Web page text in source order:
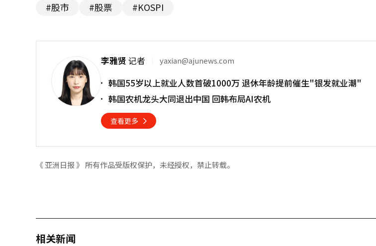
#股市 #股票 #KOSPI
李雅贤 记者 yaxian@ajunews.com
韩国55岁以上就业人数首破1000万 退休年龄提前催生"银发就业潮"
韩国农机龙头大同退出中国 回韩布局AI农机
查看更多
《 亚洲日报 》 所有作品受版权保护，未经授权，禁止转载。
相关新闻